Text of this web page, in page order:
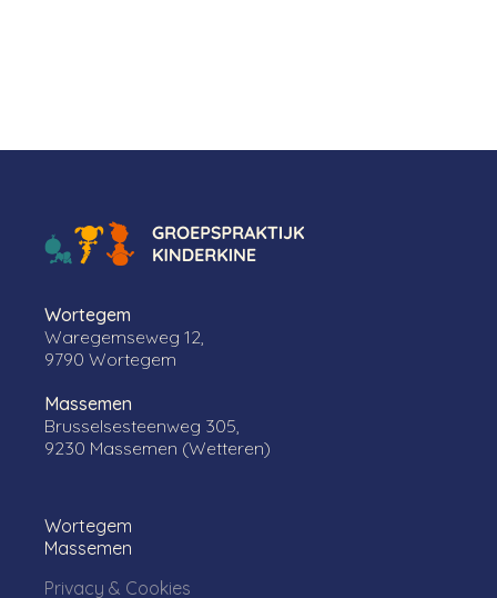
Wortegem
Waregemseweg 12,
9790 Wortegem
Massemen
Brusselsesteenweg 305,
9230 Massemen (Wetteren)
Wortegem
Massemen
Privacy & Cookies